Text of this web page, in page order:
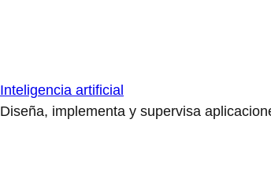
Inteligencia artificial
Diseña, implementa y supervisa